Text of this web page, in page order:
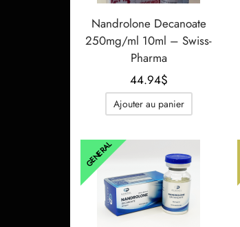
Nandrolone Decanoate
250mg/ml 10ml – Swiss-
Pharma
44.94$
Ajouter au panier
GENERAL